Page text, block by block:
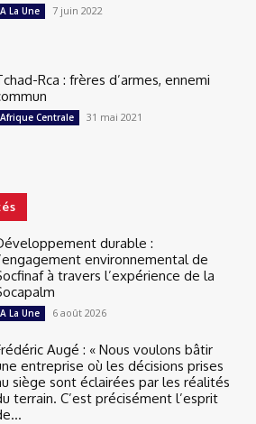
A La Une 7 juin 2022
Rca : frères d’armes, ennemi
Afrique Centrale 31 mai 2021
durable :
environnemental de
à travers l’expérience de la
A La Une 6 août 2026
Augé : « Nous voulons bâtir
entreprise où les décisions prises
siège sont éclairées par les réalités
terrain. C’est précisément l’esprit